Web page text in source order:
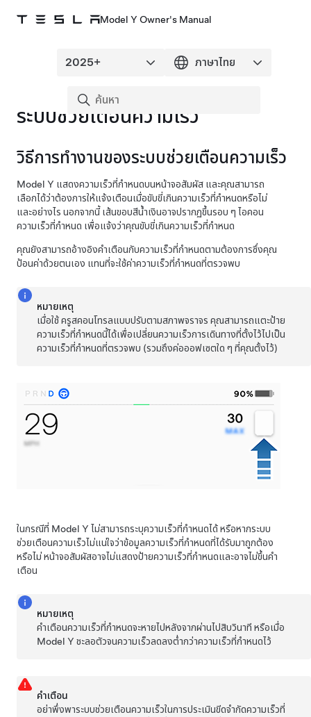
Model Y Owner's Manual
ระบบช่วยเตือนความเร็ว
วิธีการทำงานของระบบช่วยเตือนความเร็ว
Model Y แสดงความเร็วที่กำหนดบนหน้าจอสัมผัส และคุณสามารถ
เลือกได้ว่าต้องการให้แจ้งเตือนเมื่อขับขี่เกินความเร็วที่กำหนดหรือไม่
และอย่างไร นอกจากนี้ เส้นขอบสีน้ำเงินอาจปรากฏขึ้นรอบ ๆ ไอคอน
ความเร็วที่กำหนด เพื่อแจ้งว่าคุณขับขี่เกินความเร็วที่กำหนด
คุณยังสามารถอ้างอิงคำเตือนกับความเร็วที่กำหนดตามต้องการซึ่งคุณ
ป้อนค่าด้วยตนเอง แทนที่จะใช้ค่าความเร็วที่กำหนดที่ตรวจพบ
หมายเหตุ
เมื่อใช้ครูสคอนโทรลแบบปรับตามสภาพจราจร คุณสามารถแตะป้าย
ความเร็วที่กำหนดนี้ได้เพื่อเปลี่ยนความเร็วการเดินทางที่ตั้งไว้ไปเป็น
ความเร็วที่กำหนดที่ตรวจพบ (รวมถึงค่อออฟเซตใด ๆ ที่คุณตั้งไว้)
ในกรณีที่ Model Y ไม่สามารถระบุความเร็วที่กำหนดได้ หรือหากระบบ
ช่วยเตือนความเร็วไม่แน่ใจว่าข้อมูลความเร็วที่กำหนดที่ได้รับมาถูกต้อง
หรือไม่หน้าจอสัมผัสอาจไม่แสดงป้ายความเร็วที่กำหนดและอาจไม่ขึ้นคำ
เตือน
หมายเหตุ
คำเตือนความเร็วที่กำหนดจะหายไปหลังจากผ่านไปสิบวินาที หรือเมื่อ
Model Y ชะลอตัวจนความเร็วลดลงต่ำกว่าความเร็วที่กำหนดไว้
คำเตือน
อย่าพึ่งพาระบบช่วยเตือนความเร็วในการประเมินขีดจำกัดความเร็วที่